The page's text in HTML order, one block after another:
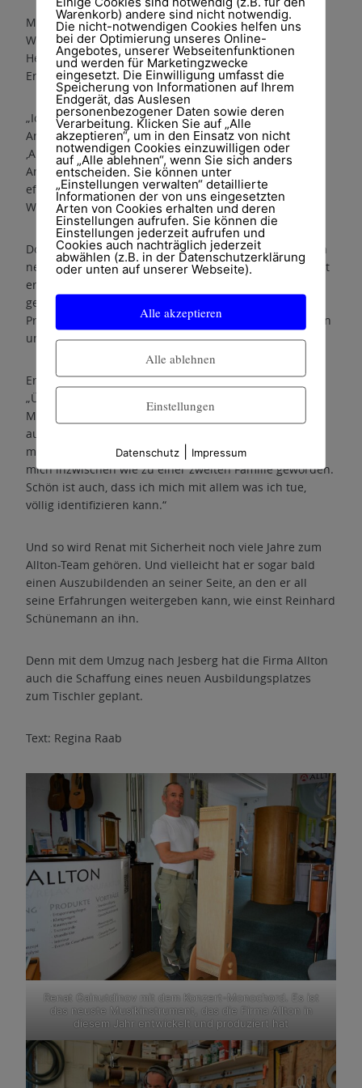
Mit dem Umzug der verschiedenen kleineren
Werkstätten in eine große Werkhalle nach Jesberg im
Herbst dieses Jahres, geht für Renat ein Traum in
Erfüllung.
„Ich freue mich so sehr auf meinen neuen
Arbeitsbereich. Die neue, große Werkstatt bedeutet
‚Alles unter einem Dach‘ und damit viel
Arbeitszeitersparnis durch kürzere Wege sowie
effektivere und bessere Arbeitsabläufe“, erklärt der
Werkstattleiter.
Doch Renat freut sich nicht nur auf die zu erwartenden
neuen Arbeitsbedingungen. Sein Arbeitsfeld beschreibt
er als abwechslungsreich und innovativ. Besonders
gerne ist er auch dabei, wenn es darum geht neue
Produkte, die Caspar Harbeke entwickelt, zu besprechen
und deren Produktion zu planen.
Er ist glücklich, ein Mitglied des Allton-Teams zu sein:
„Über die Jahre hat sich ein intensives, schönes
Miteinander im Allton-Team entwickelt. Und ich kann
auch sagen, dass Silke und Caspar inzwischen weit
mehr, als nur Arbeitgeber für mich sind. Sie sind für
mich inzwischen wie zu einer zweiten Familie geworden.
Schön ist auch, dass ich mich mit allem was ich tue,
völlig identifizieren kann.“
Und so wird Renat mit Sicherheit noch viele Jahre zum
Allton-Team gehören. Und vielleicht hat er sogar bald
einen Auszubildenden an seiner Seite, an den er all
seine Erfahrungen weitergeben kann, wie einst Reinhard
Schünemann an ihn.
Denn mit dem Umzug nach Jesberg hat die Firma Allton
auch die Schaffung eines neuen Ausbildungsplatzes
zum Tischler geplant.
Text: Regina Raab
Renat Gainutdinov mit dem Konzert-Monochord. Es ist
das neuste Musikinstrument, das die Firma Allton in
diesem Jahr entwickelt und produziert hat
Warenkorb) andere sind nicht notwendig.
Die nicht-notwendigen Cookies helfen uns
bei der Optimierung unseres Online-
Angebotes, unserer Webseitenfunktionen
und werden für Marketingzwecke
eingesetzt. Die Einwilligung umfasst die
Speicherung von Informationen auf Ihrem
Endgerät, das Auslesen
personenbezogener Daten sowie deren
Verarbeitung. Klicken Sie auf „Alle
akzeptieren“, um in den Einsatz von nicht
notwendigen Cookies einzuwilligen oder
auf „Alle ablehnen“, wenn Sie sich anders
entscheiden. Sie können unter
„Einstellungen verwalten“ detaillierte
Informationen der von uns eingesetzten
Arten von Cookies erhalten und deren
Einstellungen aufrufen. Sie können die
Einstellungen jederzeit aufrufen und
Cookies auch nachträglich jederzeit
abwählen (z.B. in der Datenschutzerklärung
oder unten auf unserer Webseite).
Alle akzeptieren
Alle ablehnen
Einstellungen
Datenschutz| Impressum